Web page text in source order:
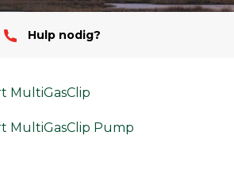
Hulp nodig?
MultiGasClip
MultiGasClip Pump